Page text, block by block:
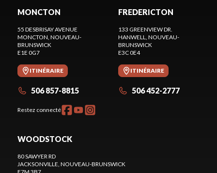
MONCTON
55 DESBRISAY AVENUE
MONCTON, NOUVEAU-
BRUNSWICK
E1E 0G7
ITINÉRAIRE
506 857-8815
Restez connecté
FREDERICTON
133 GREENVIEW DR.
HANWELL, NOUVEAU-
BRUNSWICK
E3C 0E4
ITINÉRAIRE
506 452-2777
WOODSTOCK
80 SAWYER RD
JACKSONVILLE, NOUVEAU-BRUNSWICK